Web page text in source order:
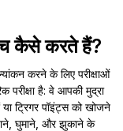
कैसे करते हैं?
करने के लिए परीक्षाओं
परीक्षा है: वे आपकी मुद्रा
ट्रिगर पॉइंट्स को खोजने
घुमाने, और झुकाने के